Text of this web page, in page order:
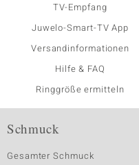
TV-Empfang
Juwelo-Smart-TV App
Versandinformationen
Hilfe & FAQ
Ringgröße ermitteln
Schmuck
Gesamter Schmuck